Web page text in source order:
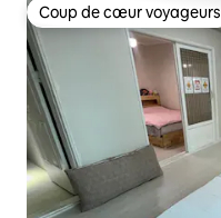
Coup de cœur voyageurs
Coup de cœur voyageurs